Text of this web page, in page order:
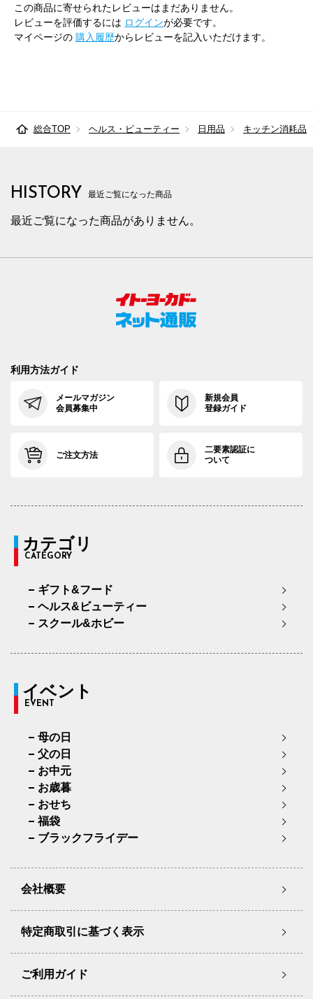
この商品に寄せられたレビューはまだありません。
レビューを評価するには ログインが必要です。
マイページの 購入履歴からレビューを記入いただけます。
総合TOP ヘルス・ビューティー 日用品 キッチン消耗品
HISTORY 最近ご覧になった商品
最近ご覧になった商品がありません。
利用方法ガイド
メールマガジン
会員募集中
新規会員
登録ガイド
ご注文方法
二要素認証に
ついて
カテゴリ
CATEGORY
ギフト&フード
ヘルス&ビューティー
スクール&ホビー
イベント
EVENT
母の日
父の日
お中元
お歳暮
おせち
福袋
ブラックフライデー
会社概要
特定商取引に基づく表示
ご利用ガイド